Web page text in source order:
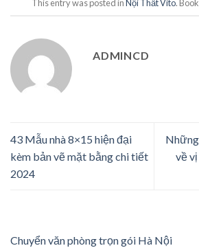
This entry was posted inNội Thất Vito.
ADMINCD
43 Mẫu nhà 8×15 hiện đại
kèm bản vẽ mặt bằng chi tiết
2024
về
Chuyển văn phòng trọn gói Hà Nội